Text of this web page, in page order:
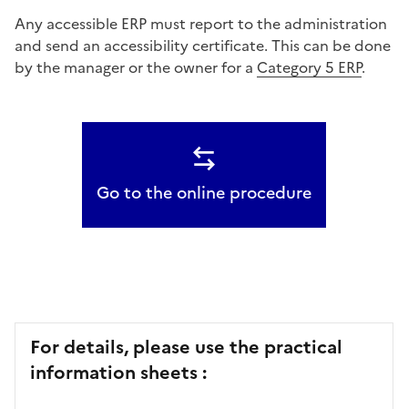
Any accessible ERP must report to the administration
and send an accessibility certificate. This can be done
by the manager or the owner for a Category 5 ERP.
Go to the online procedure
For details, please use the practical
information sheets :